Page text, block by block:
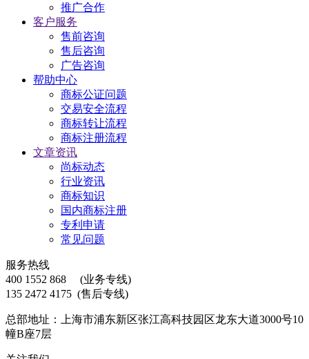
推广合作
客户服务
售前咨询
售后咨询
广告咨询
帮助中心
商标公证问题
交易安全流程
商标转让流程
商标注册流程
文章资讯
尚标动态
行业资讯
商标知识
国内商标注册
专利申请
常见问题
服务热线
400 1552 868
(业务专线)
135 2472 4175 (售后专线)
总部地址：上海市浦东新区张江高科技园区龙东大道3000号10
幢B座7层